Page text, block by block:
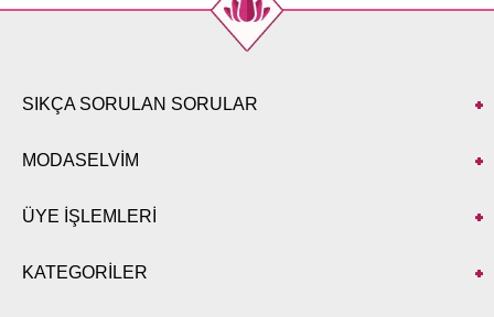
SIKÇA SORULAN SORULAR
MODASELVİM
ÜYE İŞLEMLERİ
KATEGORİLER